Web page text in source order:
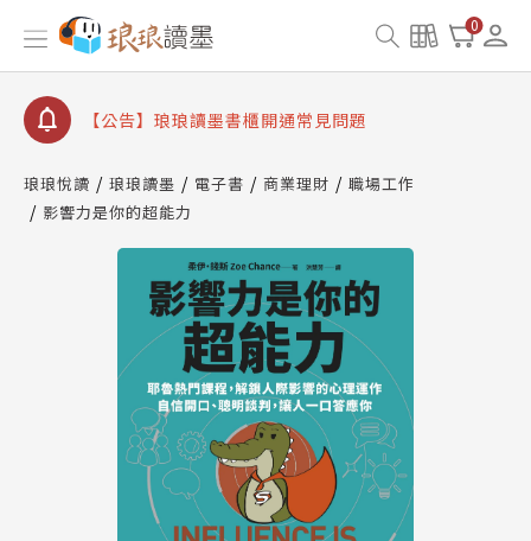
0
【公告】因 Readmoo 讀墨系統維護中，本站同步暫
停部分閱讀服務
【公告】琅琅讀墨數位閱讀資產合併與書櫃開通申請
【公告】琅琅讀墨書櫃開通常見問題
請圖文教學
【公告】琅琅書店服務升級重要說明及資產合併結果
查詢
【公告】因 Readmoo 讀墨系統維護中，本站同步暫
停部分閱讀服務
琅琅悅讀 琅琅讀墨 電子書 商業理財
職場工作
影響力是你的超能力